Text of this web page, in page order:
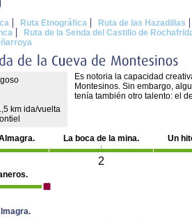
Ruta Etnográfica
Ruta de las Hazadillas
Ruta de la Senda del Castillo de
km ida/vuelta
Es notoria la capacidad
Montesinos. Sin embargo,
tenía también otro talento: el
La boca de la mina.
2
Un